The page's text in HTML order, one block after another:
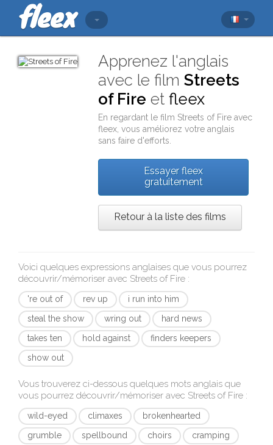
Apprenez l'anglais
avec le filmStreets
of Fire etfleex
En regardant le film Streets of Fire avec
fleex , vous améliorez votre anglais
sans faire d'efforts.
Essayer fleex
gratuitement
Retour à la liste des films
Voici quelques expressions anglaises que vous pourrez
découvrir/mémoriser avec Streets of Fire :
're out of rev up
i run into him
steal the show
wring out
hard news
takes ten
hold against
finders keepers
show out
Vous trouverez ci-dessous quelques mots anglais que
vous pourrez découvrir/mémoriser avec Streets of Fire :
wild-eyed climaxes
brokenhearted
grumble
spellbound choirs
cramping